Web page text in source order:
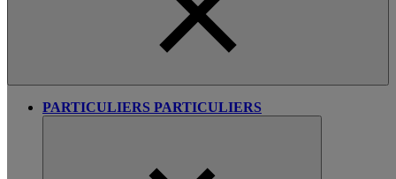
PARTICULIERS PARTICULIERS